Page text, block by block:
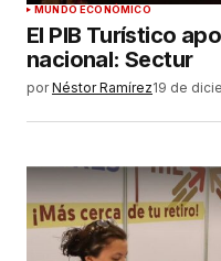
MUNDO ECONÓMICO
El PIB Turístico
nacional: Sectur
por Néstor Ramírez19 de